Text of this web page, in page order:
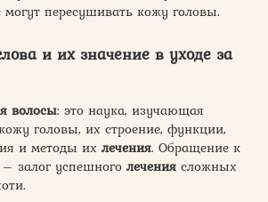
пересушивать кожу головы.
и их значение в уходе за
волосы: это наука, изучающая
головы, их строение, функции,
и методы их лечения. Обращение к
– залог успешного лечения сложных